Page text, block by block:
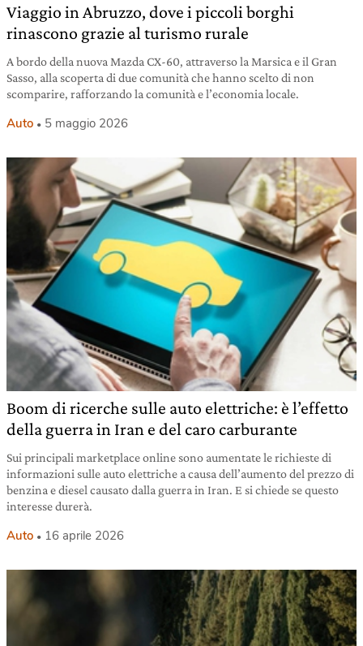
Viaggio in Abruzzo, dove i piccoli borghi
rinascono grazie al turismo rurale
A bordo della nuova Mazda CX-60, attraverso la Marsica e il Gran
Sasso, alla scoperta di due comunità che hanno scelto di non
scomparire, rafforzando la comunità e l’economia locale.
Auto 5 maggio 2026
Boom di ricerche sulle auto elettriche: è l’effetto
della guerra in Iran e del caro carburante
Sui principali marketplace online sono aumentate le richieste di
informazioni sulle auto elettriche a causa dell’aumento del prezzo di
benzina e diesel causato dalla guerra in Iran. E si chiede se questo
interesse durerà.
Auto 16 aprile 2026